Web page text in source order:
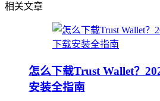
相关文章
怎么下载Trust Wallet？
安装全指南